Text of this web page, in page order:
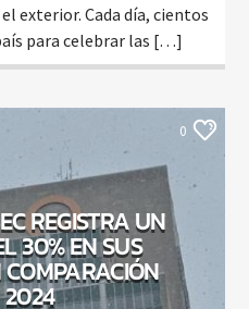
exterior. Cada día, cientos
para celebrar las […]
0
REGISTRA UN
30% EN SUS
COMPARACIÓN
2024